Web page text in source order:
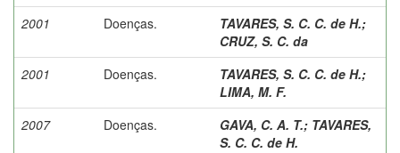
2001
Doenças. TAVARES, S. C. C. de H.;
CRUZ, S. C. da
2001
Doenças. TAVARES, S. C. C. de H.;
LIMA, M. F.
2007
Doenças. GAVA, C. A. T.; TAVARES,
S. C. C. de H.